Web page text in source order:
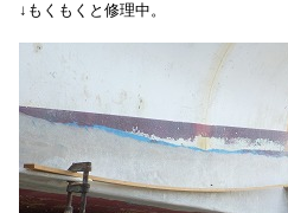
↓もくもくと修理中。